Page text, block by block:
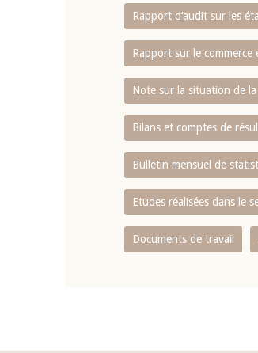
Rapport d‘audit sur les
Rapport sur le commerce
Note sur la situation de
Bilans et comptes de
Bulletin mensuel de
Etudes réalisées dans le
Documents de travail